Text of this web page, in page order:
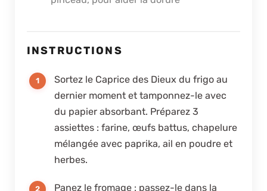
INSTRUCTIONS
Sortez le Caprice des Dieux du frigo au
dernier moment et tamponnez-le avec
du papier absorbant. Préparez 3
assiettes : farine, œufs battus, chapelure
mélangée avec paprika, ail en poudre et
herbes.
Panez le fromage : passez-le dans la